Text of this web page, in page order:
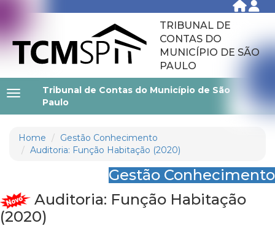
TRIBUNAL DE
CONTAS DO
MUNICÍPIO DE SÃO
PAULO
Tribunal de Contas do Município de São
Paulo
Home
Gestão Conhecimento
Auditoria: Função Habitação (2020)
Gestão Conhecimento
Auditoria: Função Habitação
(2020)